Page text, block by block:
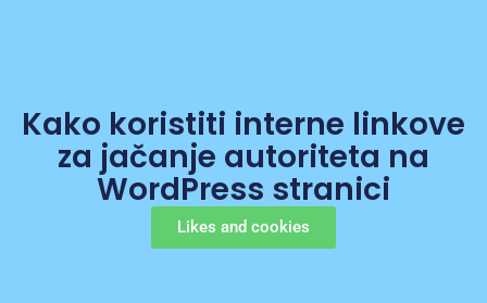
Kako koristiti interne linkove
za jačanje autoriteta na
WordPress stranici
Likes and cookies